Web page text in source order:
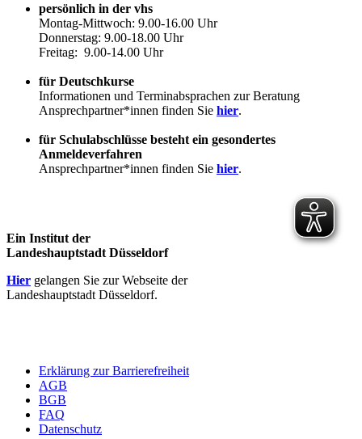
persönlich in der vhs
Montag-Mittwoch: 9.00-16.00 Uhr
Donnerstag: 9.00-18.00 Uhr
Freitag: 9.00-14.00 Uhr
für Deutschkurse
Informationen und Terminabsprachen zur Beratung
Ansprechpartner*innen finden Sie hier.
für Schulabschlüsse besteht ein gesondertes
Anmeldeverfahren
Ansprechpartner*innen finden Sie hier.
Ein Institut der
Landeshauptstadt Düsseldorf
Hier gelangen Sie zur Webseite der
Landeshauptstadt Düsseldorf.
Erklärung zur Barrierefreiheit
AGB
BGB
FAQ
Datenschutz